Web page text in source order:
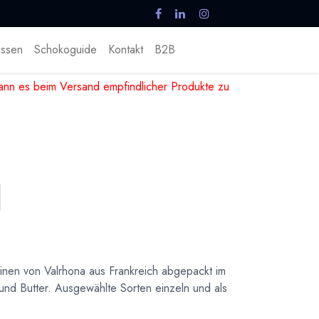
Schokoguide Kontakt B2B
es beim Versand empfindlicher Produkte zu
von Valrhona aus Frankreich abgepackt im
Butter. Ausgewählte Sorten einzeln und als